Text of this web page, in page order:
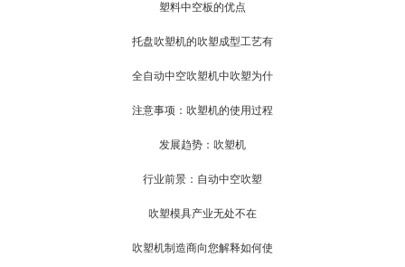
塑料中空板的优点
托盘吹塑机的吹塑成型工艺有
全自动中空吹塑机中吹塑为什
注意事项：吹塑机的使用过程
发展趋势：吹塑机
行业前景：自动中空吹塑
吹塑模具产业无处不在
吹塑机制造商向您解释如何使